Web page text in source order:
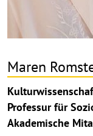
Maren
Professur für
Akademische